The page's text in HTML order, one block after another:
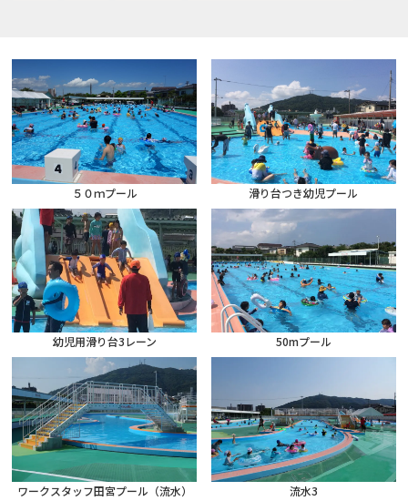
５０ｍプール 滑り台つき幼児プール
幼児用滑り台3レーン 50mプール
ワークスタッフ田宮プール（流水） 流水3